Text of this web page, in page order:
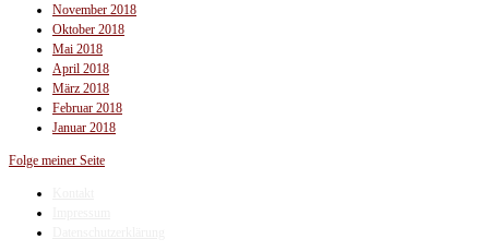
November 2018
Oktober 2018
Mai 2018
April 2018
März 2018
Februar 2018
Januar 2018
Folge meiner Seite